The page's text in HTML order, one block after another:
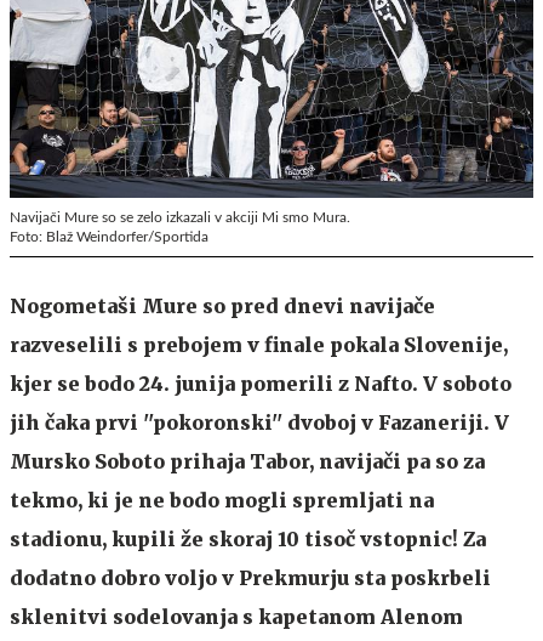
Navijači Mure so se zelo izkazali v akciji Mi smo Mura.
Foto: Blaž Weindorfer/Sportida
Nogometaši Mure so pred dnevi navijače
razveselili s prebojem v finale pokala Slovenije,
kjer se bodo 24. junija pomerili z Nafto. V soboto
jih čaka prvi ''pokoronski'' dvoboj v Fazaneriji. V
Mursko Soboto prihaja Tabor, navijači pa so za
tekmo, ki je ne bodo mogli spremljati na
stadionu, kupili že skoraj 10 tisoč vstopnic! Za
dodatno dobro voljo v Prekmurju sta poskrbeli
sklenitvi sodelovanja s kapetanom Alenom